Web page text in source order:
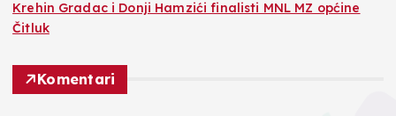
Krehin Gradac i Donji Hamzići finalisti MNL MZ općine
Čitluk
Komentari